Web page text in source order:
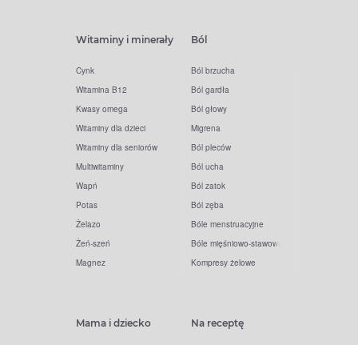
Witaminy i minerały
Cynk
Witamina B12
Kwasy omega
Witaminy dla dzieci
Witaminy dla seniorów
Multiwitaminy
Wapń
Potas
Żelazo
Żeń-szeń
Magnez
Ból
Ból brzucha
Ból gardła
Ból głowy
Migrena
Ból pleców
Ból ucha
Ból zatok
Ból zęba
Bóle menstruacyjne
Bóle mięśniowo-stawowe
Kompresy żelowe
Mama i dziecko Na receptę